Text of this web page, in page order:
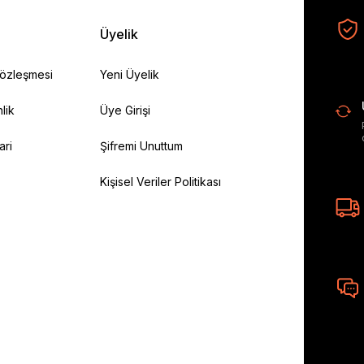
Üyelik
Yeni Üyelik
Üye Girişi
Şifremi Unuttum
Kişisel Veriler Politikası